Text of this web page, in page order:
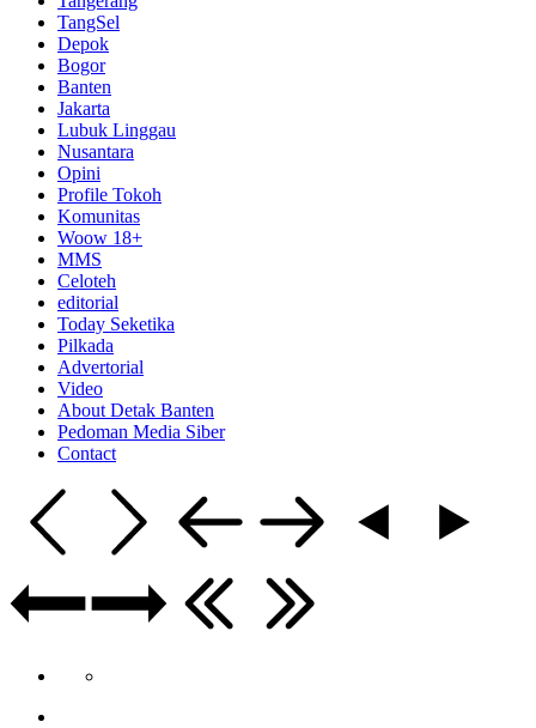
TangSel
Depok
Bogor
Banten
Jakarta
Lubuk Linggau
Nusantara
Opini
Profile Tokoh
Komunitas
Woow 18+
MMS
Celoteh
editorial
Today Seketika
Pilkada
Advertorial
Video
About Detak Banten
Pedoman Media Siber
Contact